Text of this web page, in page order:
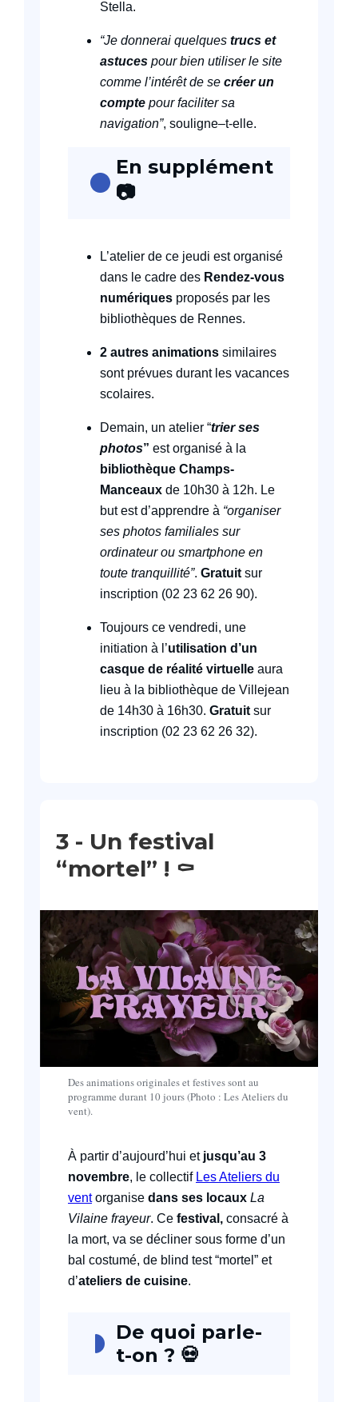
Stella.
“Je donnerai quelques trucs et
astuces pour bien utiliser le site
comme l’intérêt de se créer un
compte pour faciliter sa
navigation”, souligne–t-elle.
En supplément
📷
L’atelier de ce jeudi est organisé
dans le cadre des Rendez-vous
numériques proposés par les
bibliothèques de Rennes.
2 autres animations similaires
sont prévues durant les vacances
scolaires.
Demain, un atelier “trier ses
photos” est organisé à la
bibliothèque Champs-
Manceaux de 10h30 à 12h. Le
but est d’apprendre à “organiser
ses photos familiales sur
ordinateur ou smartphone en
toute tranquillité”. Gratuit sur
inscription (02 23 62 26 90).
Toujours ce vendredi, une
initiation à l’utilisation d’un
casque de réalité virtuelle aura
lieu à la bibliothèque de Villejean
de 14h30 à 16h30. Gratuit sur
inscription (02 23 62 26 32).
3 - Un festival
“mortel” ! ⚰️
Des animations originales et festives sont au
programme durant 10 jours (Photo : Les Ateliers du
vent).
À partir d’aujourd’hui et jusqu’au 3
novembre, le collectif Les Ateliers du
ventorganise dans ses locaux La
Vilaine frayeur. Ce festival, consacré à
la mort, va se décliner sous forme d’un
bal costumé, de blind test “mortel” et
d’ateliers de cuisine.
De quoi parle-
t-on ? 💀